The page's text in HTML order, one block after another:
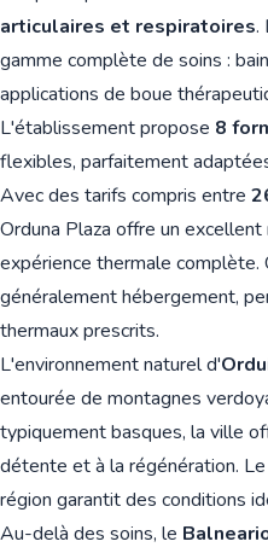
articulaires et respiratoires.
gamme complète de soins :
applications de boue
L'établissement propose 8
flexibles, parfaitement
Avec des tarifs compris entre
Orduna Plaza offre un
expérience thermale complète.
généralement hébergement,
thermaux prescrits.
L'environnement naturel d'
entourée de montagnes
typiquement basques, la ville
détente et à la régénération.
région garantit des conditions
Au-delà des soins, le